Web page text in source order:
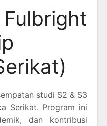
studi S2 & S3
Serikat. Program ini
dan kontribusi